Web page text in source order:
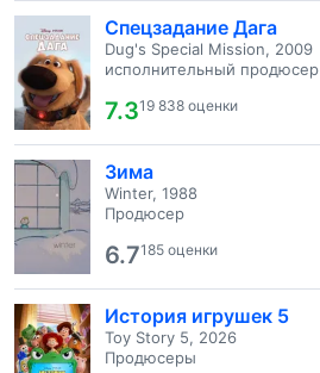
Спецзадание Дага
Dug's Special Mission, 2009
исполнительный продюсер
7.319 838 оценки
Зима
Winter, 1988
Продюсер
6.7185 оценки
История игрушек 5
Toy Story 5, 2026
Продюсеры